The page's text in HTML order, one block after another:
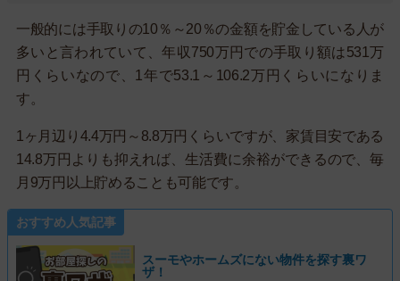
一般的には手取りの10％～20％の金額を貯金している人が
多いと言われていて、年収750万円での手取り額は531万
円くらいなので、1年で53.1～106.2万円くらいになりま
す。
1ヶ月辺り4.4万円～8.8万円くらいですが、家賃目安である
14.8万円よりも抑えれば、生活費に余裕ができるので、毎
月9万円以上貯めることも可能です。
おすすめ人気記事
スーモやホームズにない物件を探す裏ワ
ザ！